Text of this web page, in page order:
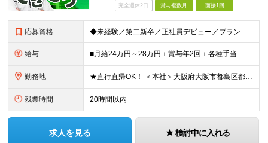
完全週休2日 賞与複数月 面接1回
応募資格 ◆未経験／第二新卒／正社員デビュー／ブランクOK！ ◆学歴不問 ◆普通自動車運転免許（AT限定可） ◎1つでもあてはまる方はぜひご応募ください！ ────────── ・手に職をつけたい方 ・安定し
給与 ■月給24万円～28万円＋賞与年2回＋各種手当…＜未経験＞ ■月給28万円～＋賞与年2回＋各種手当…＜消防設備点検経験者※甲種消防設備士取得者＞ ※残業代は全額支給します（事前申請にて要許可） ※
勤務地 ★直行直帰OK！ ＜本社＞大阪府大阪市都島区都島南通1丁目14－4 ●基本的に日中は外出しているので、お昼ご飯は車や作業場でゆっくり食べることが多いです。 ※(変更の範囲)上記を除く当社関連勤
残業時間 20時間以内
求人を見る 検討中に入れる